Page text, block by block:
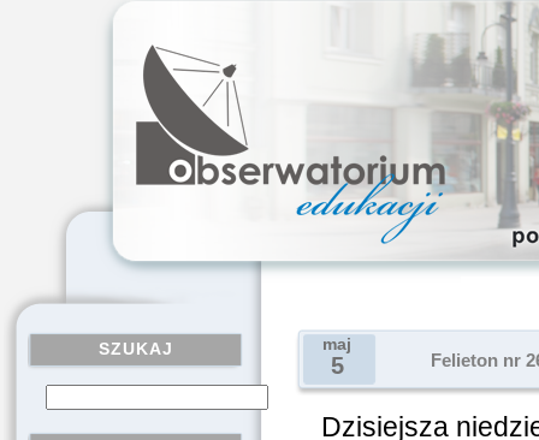
SZUKAJ maj
5 Felieton nr
Dzisiejsza